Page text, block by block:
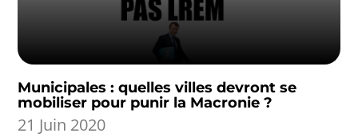
Municipales : quelles villes devront se
mobiliser pour punir la Macronie ?
21 Juin 2020